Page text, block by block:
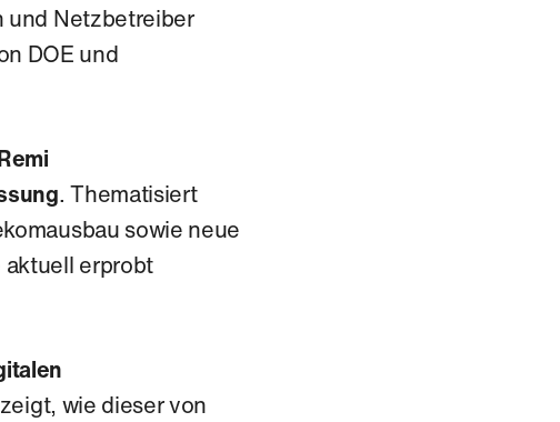
und Netzbetreiber
DOE und
. Thematisiert
sowie neue
erprobt
wie dieser von